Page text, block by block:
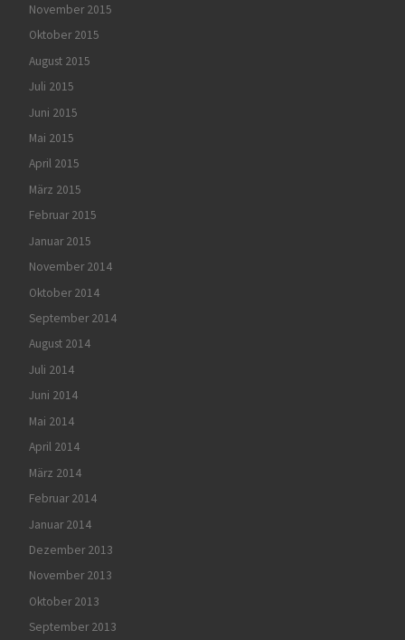
November 2015
Oktober 2015
August 2015
Juli 2015
Juni 2015
Mai 2015
April 2015
März 2015
Februar 2015
Januar 2015
November 2014
Oktober 2014
September 2014
August 2014
Juli 2014
Juni 2014
Mai 2014
April 2014
März 2014
Februar 2014
Januar 2014
Dezember 2013
November 2013
Oktober 2013
September 2013